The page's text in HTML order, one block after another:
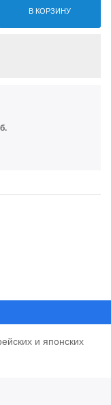
В КОРЗИНУ
и японских